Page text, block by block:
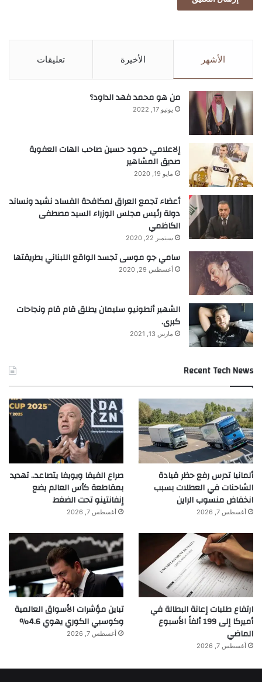
الأشهر الأخيرة تعليقات
من هو محمد فهد الداود؟
يونيو 17, 2022
إلاعلامي حمود حسين صاحب الهات العفوية
صديق المشاهير
مايو 19, 2020
أعضاء تجمع العراق لمكافحة الفساد نشيد ونساند
دولة رئيس مجلس الوزراء السيد مصطفى
الكاظمي
سبتمبر 22, 2020
سامي جو موسى تجسد الواقع اللبناني بطريقتها
أغسطس 29, 2020
الشهير أنطونيو سليمان يطلق قام قام ونجاحات
كبرى.
مارس 13, 2021
Recent Tech News
ألمانيا تدرس رفع حظر قيادة
الشاحنات في العطلات بسبب
انخفاض منسوب الراين
أغسطس 7, 2026
صراع الفيفا ويويفا يتصاعد.. تهديد
بمقاطعة كأس العالم يضع
إنفانتينو تحت الضغط
أغسطس 7, 2026
ارتفاع طلبات إعانة البطالة في
أميركا إلى 199 ألفاً الأسبوع
الماضي
أغسطس 7, 2026
تباين مؤشرات الأسواق العالمية
وكوسبي الكوري يهوي 4.6%
أغسطس 7, 2026